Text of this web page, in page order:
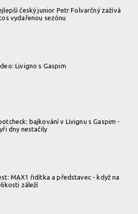
český junior Petr Folvarčný zažívá
vydařenou sezónu
Livigno s Gaspim
bajkování v Livignu s Gaspim -
dny nestačily
MAX1 řidítka a představec - když na
záleží